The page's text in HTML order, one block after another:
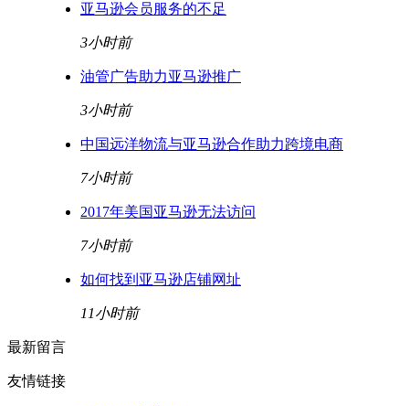
亚马逊会员服务的不足
3小时前
油管广告助力亚马逊推广
3小时前
中国远洋物流与亚马逊合作助力跨境电商
7小时前
2017年美国亚马逊无法访问
7小时前
如何找到亚马逊店铺网址
11小时前
最新留言
友情链接